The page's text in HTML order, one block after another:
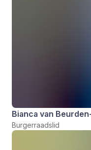
Bianca van
Burgerraadslid